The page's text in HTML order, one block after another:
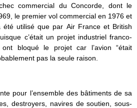
commercial du Concorde, dont le
le premier vol commercial en 1976 et
été utilisé que par Air France et British
c’était un projet industriel franco-
bloqué le projet car l’avion “était
pas la seule raison.
pour l’ensemble des bâtiments de sa
destroyers, navires de soutien, sous-